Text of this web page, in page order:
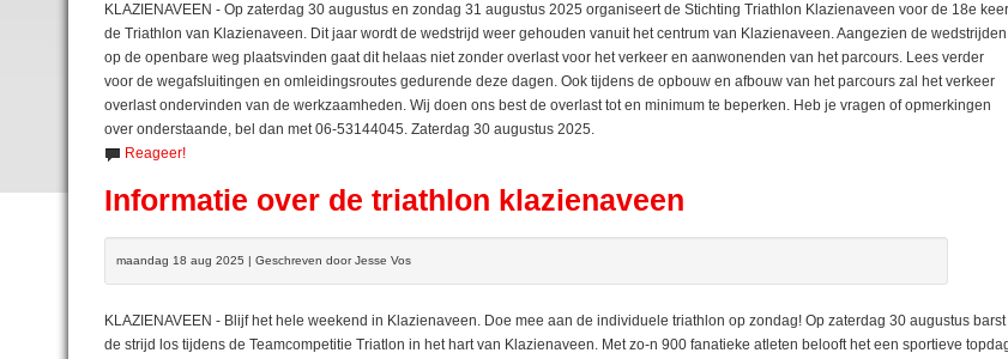
KLAZIENAVEEN - Op zaterdag 30 augustus en zondag 31 augustus 2025 organiseert de Stichting Triathlon Klazienaveen voor de 18e keer
de Triathlon van Klazienaveen. Dit jaar wordt de wedstrijd weer gehouden vanuit het centrum van Klazienaveen. Aangezien de wedstrijden
op de openbare weg plaatsvinden gaat dit helaas niet zonder overlast voor het verkeer en aanwonenden van het parcours. Lees verder
voor de wegafsluitingen en omleidingsroutes gedurende deze dagen. Ook tijdens de opbouw en afbouw van het parcours zal het verkeer
overlast ondervinden van de werkzaamheden. Wij doen ons best de overlast tot en minimum te beperken. Heb je vragen of opmerkingen
over onderstaande, bel dan met 06-53144045. Zaterdag 30 augustus 2025.
Reageer!
Informatie over de triathlon klazienaveen
maandag 18 aug 2025 | Geschreven door Jesse Vos
KLAZIENAVEEN - Blijf het hele weekend in Klazienaveen. Doe mee aan de individuele triathlon op zondag! Op zaterdag 30 augustus barst
de strijd los tijdens de Teamcompetitie Triatlon in het hart van Klazienaveen. Met zo-n 900 fanatieke atleten belooft het een sportieve